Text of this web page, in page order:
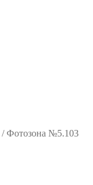
/Фотозона №5.103